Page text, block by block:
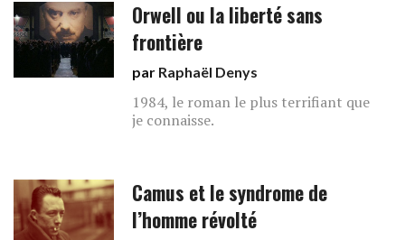
Orwell ou la liberté sans
frontière
par Raphaël Denys
1984, le roman le plus terrifiant que
je connaisse.
Camus et le syndrome de
l’homme révolté